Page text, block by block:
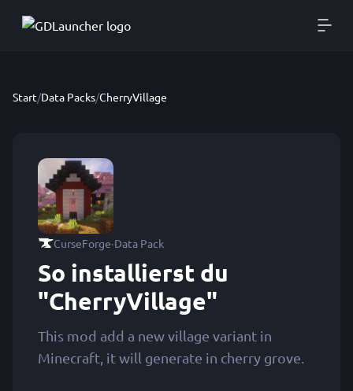
Start/Data Packs/CherryVillage
CurseForge·Data Pack
So installierst du
"CherryVillage"
This mod add a new village variant in
Minecraft, it will generate in cherry grove.